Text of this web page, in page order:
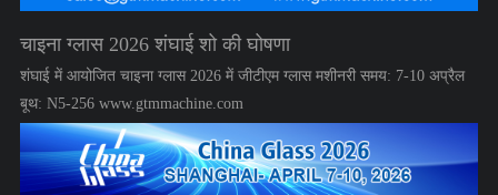
चाइना ग्लास 2026 शंघाई शो की घोषणा
शंघाई में आयोजित चाइना ग्लास 2026 में जीटीएम ग्लास मशीनरी समय: 7-10 अप्रैल
बूथ: N5-256 www.gtmmachine.com